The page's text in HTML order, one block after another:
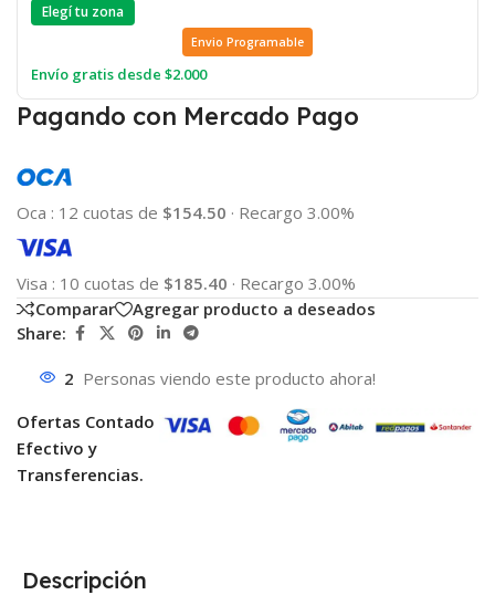
Elegí tu zona
Envio Programable
Envío gratis desde $2.000
Pagando con Mercado Pago
Oca : 12 cuotas de $154.50 · Recargo 3.00%
Visa : 10 cuotas de $185.40 · Recargo 3.00%
Comparar
Agregar producto a deseados
Share:
2 Personas viendo este producto ahora!
Ofertas Contado
Efectivo y
Transferencias.
Descripción